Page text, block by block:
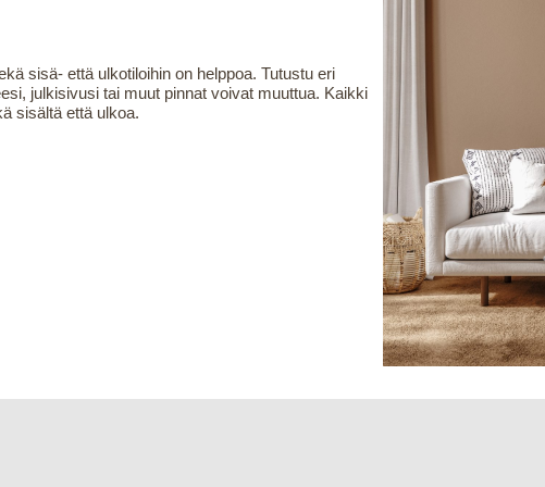
sisä- että ulkotiloihin on helppoa. Tutustu eri
julkisivusi tai muut pinnat voivat muuttua. Kaikki
sisältä että ulkoa.